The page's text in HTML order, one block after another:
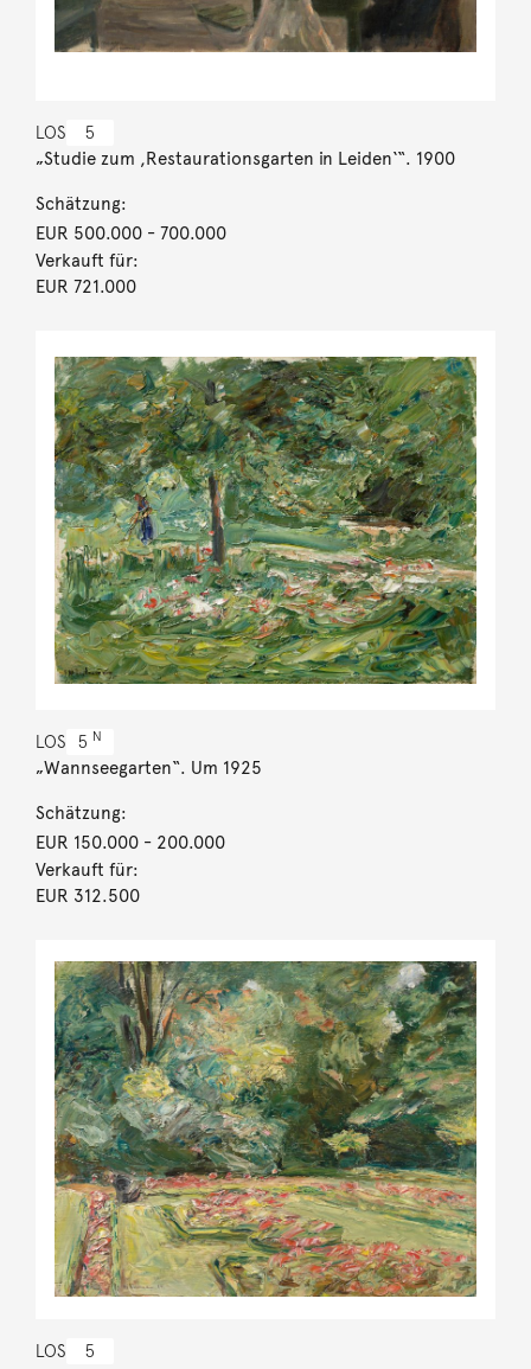
LOS 5
„Studie zum ,Restaurationsgarten in Leiden‘“. 1900
Schätzung:
EUR 500.000- 700.000
Verkauft für:
EUR 721.000
LOS 5 N
„Wannseegarten“. Um 1925
Schätzung:
EUR 150.000- 200.000
Verkauft für:
EUR 312.500
LOS 5